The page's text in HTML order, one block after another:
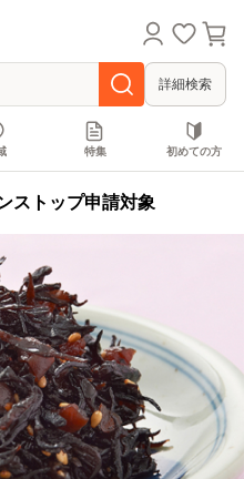
詳細検索
特集 初めての方
ストップ申請対象